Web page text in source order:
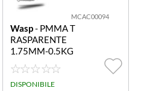
MCAC00094
Wasp- PMMA T
RASPARENTE
1.75MM-0.5KG
MCAC00094 P
MMA TRASPAR
ENTE 1.75MM-
DISPONIBILE